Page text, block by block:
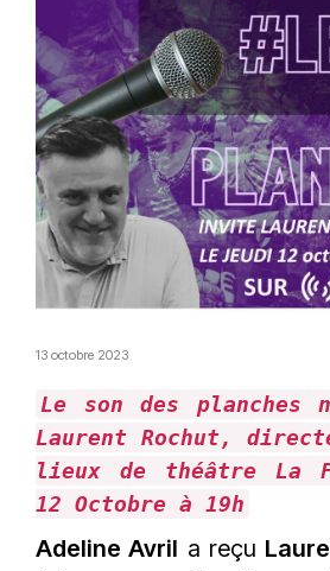
13 octobre 2023
Le son des planches
Laurent Rochut,
lieux de théâtre La
12 Octobre à 19h
Adeline Avril a reçu